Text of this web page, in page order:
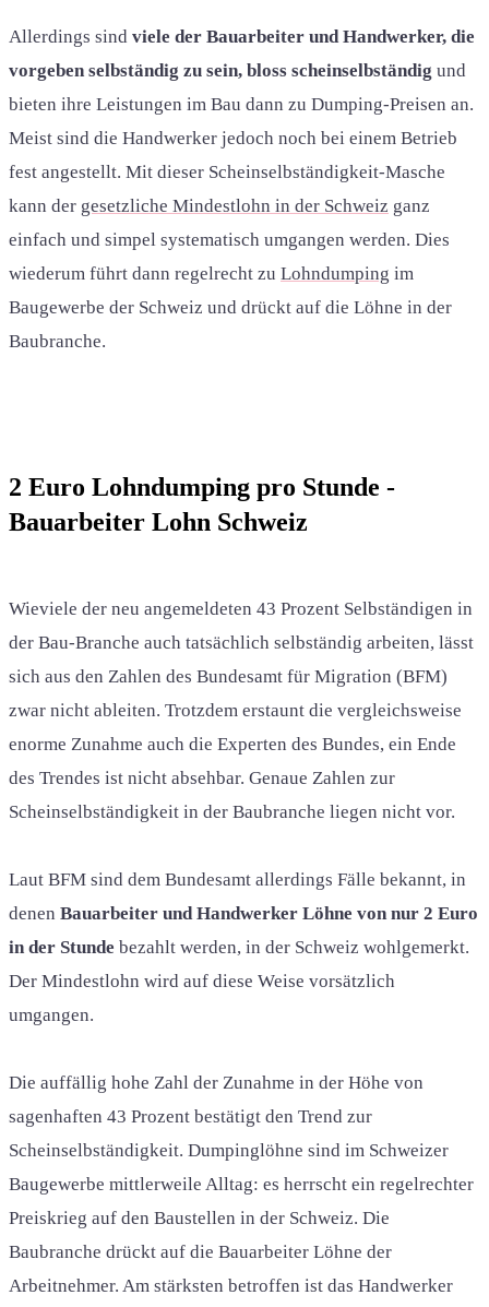
Allerdings sind viele der Bauarbeiter und Handwerker, die
vorgeben selbständig zu sein, bloss scheinselbständig und
bieten ihre Leistungen im Bau dann zu Dumping-Preisen an.
Meist sind die Handwerker jedoch noch bei einem Betrieb
fest angestellt. Mit dieser Scheinselbständigkeit-Masche
kann der gesetzliche Mindestlohn in der Schweiz ganz
einfach und simpel systematisch umgangen werden. Dies
wiederum führt dann regelrecht zu Lohndumping im
Baugewerbe der Schweiz und drückt auf die Löhne in der
Baubranche.
2 Euro Lohndumping pro Stunde -
Bauarbeiter Lohn Schweiz
Wieviele der neu angemeldeten 43 Prozent Selbständigen in
der Bau-Branche auch tatsächlich selbständig arbeiten, lässt
sich aus den Zahlen des Bundesamt für Migration (BFM)
zwar nicht ableiten. Trotzdem erstaunt die vergleichsweise
enorme Zunahme auch die Experten des Bundes, ein Ende
des Trendes ist nicht absehbar. Genaue Zahlen zur
Scheinselbständigkeit in der Baubranche liegen nicht vor.
Laut BFM sind dem Bundesamt allerdings Fälle bekannt, in
denen Bauarbeiter und Handwerker Löhne von nur 2 Euro
in der Stunde bezahlt werden, in der Schweiz wohlgemerkt.
Der Mindestlohn wird auf diese Weise vorsätzlich
umgangen.
Die auffällig hohe Zahl der Zunahme in der Höhe von
sagenhaften 43 Prozent bestätigt den Trend zur
Scheinselbständigkeit. Dumpinglöhne sind im Schweizer
Baugewerbe mittlerweile Alltag: es herrscht ein regelrechter
Preiskrieg auf den Baustellen in der Schweiz. Die
Baubranche drückt auf die Bauarbeiter Löhne der
Arbeitnehmer. Am stärksten betroffen ist das Handwerker